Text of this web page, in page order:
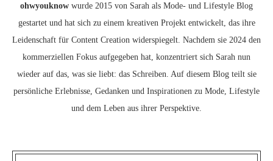
ohwyouknow wurde 2015 von Sarah als Mode- und Lifestyle Blog
gestartet und hat sich zu einem kreativen Projekt entwickelt, das ihre
Leidenschaft für Content Creation widerspiegelt. Nachdem sie 2024 den
kommerziellen Fokus aufgegeben hat, konzentriert sich Sarah nun
wieder auf das, was sie liebt: das Schreiben. Auf diesem Blog teilt sie
persönliche Erlebnisse, Gedanken und Inspirationen zu Mode, Lifestyle
und dem Leben aus ihrer Perspektive.